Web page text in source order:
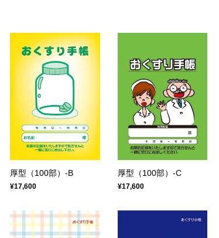
厚型（100部）-B
¥17,600
厚型（100部）-C
¥17,600